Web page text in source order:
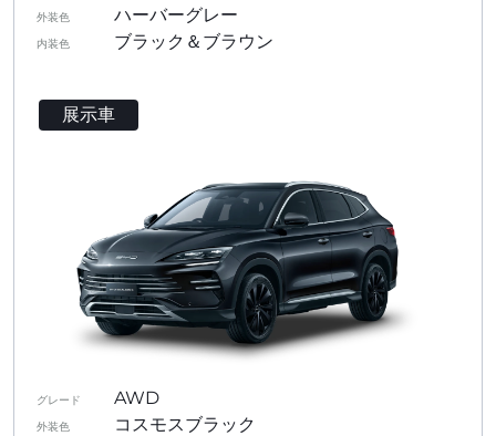
外装色 ハーバーグレー
内装色 ブラック＆ブラウン
展示車
グレード AWD
外装色 コスモスブラック